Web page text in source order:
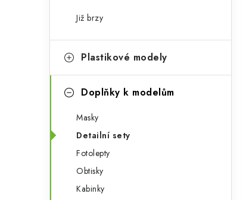
n
p
n
e
Již brzy
Plastikové modely
Doplňky k modelům
Masky
Detailní sety
Fotolepty
Obtisky
Kabinky